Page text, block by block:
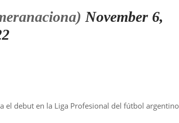
November 6,
el debut en la Liga Profesional del fútbol argentino